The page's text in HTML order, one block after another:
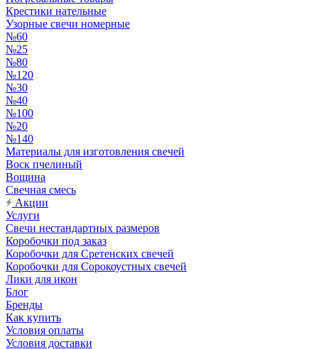
Крестики нательные
Узорные свечи номерные
№60
№25
№80
№120
№30
№40
№100
№20
№140
Материалы для изготовления свечей
Воск пчелиный
Вощина
Свечная смесь
Акции
Услуги
Свечи нестандартных размеров
Коробочки под заказ
Коробочки для Сретенских свечей
Коробочки для Сорокоустных свечей
Лики для икон
Блог
Бренды
Как купить
Условия оплаты
Условия доставки